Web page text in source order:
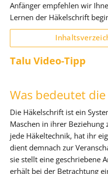
Anfänger empfehlen wir
Lernen der Häkelschrift
Talu Video-Tipp
Was bedeutet
Die Häkelschrift ist ein
Maschen in ihrer Beziehung
jede Häkeltechnik, hat ihr
dient demnach zur
sie stellt eine geschriebene
erhält bei der Betrachtung